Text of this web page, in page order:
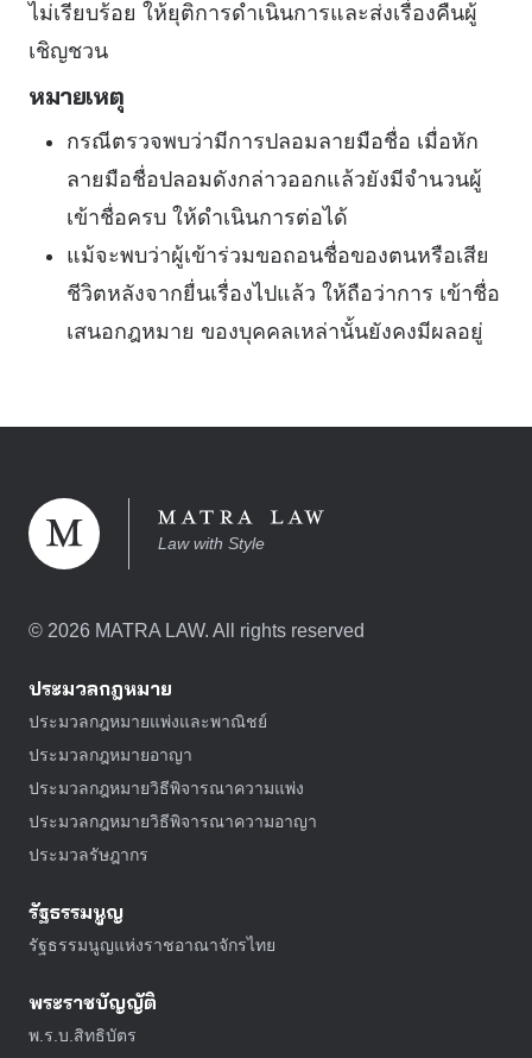
ไม่เรียบร้อย ให้ยุติการดำเนินการและส่งเรื่องคืนผู้
เชิญชวน
หมายเหตุ
กรณีตรวจพบว่ามีการปลอมลายมือชื่อ เมื่อหัก
ลายมือชื่อปลอมดังกล่าวออกแล้วยังมีจำนวนผู้
เข้าชื่อครบ ให้ดำเนินการต่อได้
แม้จะพบว่าผู้เข้าร่วมขอถอนชื่อของตนหรือเสีย
ชีวิตหลังจากยื่นเรื่องไปแล้ว ให้ถือว่าการ เข้าชื่อ
เสนอกฎหมาย ของบุคคลเหล่านั้นยังคงมีผลอยู่
Law with Style
© 2026 MATRA LAW. All rights reserved
ประมวลกฎหมาย
ประมวลกฎหมายแพ่งและพาณิชย์
ประมวลกฎหมายอาญา
ประมวลกฎหมายวิธีพิจารณาความแพ่ง
ประมวลกฎหมายวิธีพิจารณาความอาญา
ประมวลรัษฎากร
รัฐธรรมนูญ
รัฐธรรมนูญแห่งราชอาณาจักรไทย
พระราชบัญญัติ
พ.ร.บ.สิทธิบัตร